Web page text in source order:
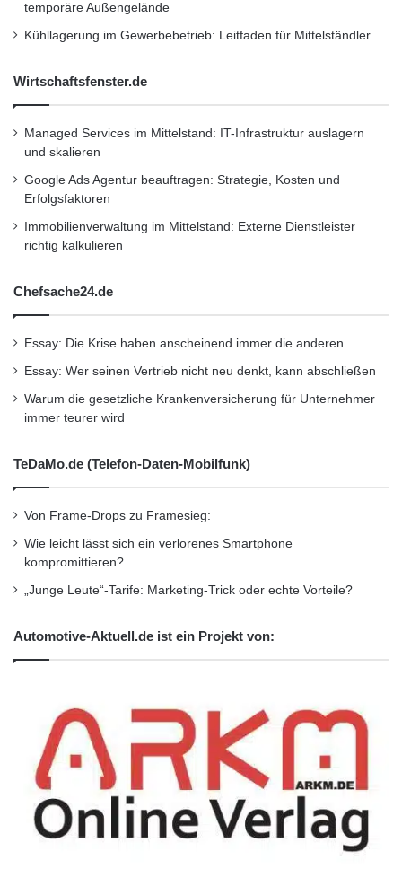
temporäre Außengelände
Kühllagerung im Gewerbebetrieb: Leitfaden für Mittelständler
Wirtschaftsfenster.de
Managed Services im Mittelstand: IT-Infrastruktur auslagern
und skalieren
Google Ads Agentur beauftragen: Strategie, Kosten und
Erfolgsfaktoren
Immobilienverwaltung im Mittelstand: Externe Dienstleister
richtig kalkulieren
Chefsache24.de
Essay: Die Krise haben anscheinend immer die anderen
Essay: Wer seinen Vertrieb nicht neu denkt, kann abschließen
Warum die gesetzliche Krankenversicherung für Unternehmer
immer teurer wird
TeDaMo.de (Telefon-Daten-Mobilfunk)
Von Frame-Drops zu Framesieg:
Wie leicht lässt sich ein verlorenes Smartphone
kompromittieren?
„Junge Leute“-Tarife: Marketing-Trick oder echte Vorteile?
Automotive-Aktuell.de ist ein Projekt von: